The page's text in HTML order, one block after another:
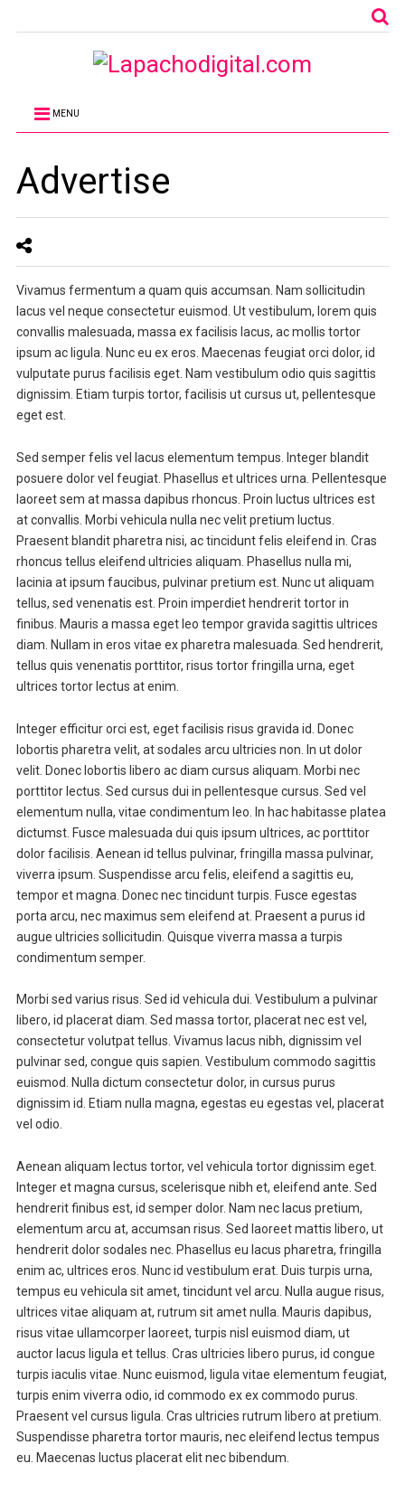
MENU
Advertise
Vivamus fermentum a quam quis accumsan. Nam sollicitudin
lacus vel neque consectetur euismod. Ut vestibulum, lorem quis
convallis malesuada, massa ex facilisis lacus, ac mollis tortor
ipsum ac ligula. Nunc eu ex eros. Maecenas feugiat orci dolor, id
vulputate purus facilisis eget. Nam vestibulum odio quis sagittis
dignissim. Etiam turpis tortor, facilisis ut cursus ut, pellentesque
eget est.
Sed semper felis vel lacus elementum tempus. Integer blandit
posuere dolor vel feugiat. Phasellus et ultrices urna. Pellentesque
laoreet sem at massa dapibus rhoncus. Proin luctus ultrices est
at convallis. Morbi vehicula nulla nec velit pretium luctus.
Praesent blandit pharetra nisi, ac tincidunt felis eleifend in. Cras
rhoncus tellus eleifend ultricies aliquam. Phasellus nulla mi,
lacinia at ipsum faucibus, pulvinar pretium est. Nunc ut aliquam
tellus, sed venenatis est. Proin imperdiet hendrerit tortor in
finibus. Mauris a massa eget leo tempor gravida sagittis ultrices
diam. Nullam in eros vitae ex pharetra malesuada. Sed hendrerit,
tellus quis venenatis porttitor, risus tortor fringilla urna, eget
ultrices tortor lectus at enim.
Integer efficitur orci est, eget facilisis risus gravida id. Donec
lobortis pharetra velit, at sodales arcu ultricies non. In ut dolor
velit. Donec lobortis libero ac diam cursus aliquam. Morbi nec
porttitor lectus. Sed cursus dui in pellentesque cursus. Sed vel
elementum nulla, vitae condimentum leo. In hac habitasse platea
dictumst. Fusce malesuada dui quis ipsum ultrices, ac porttitor
dolor facilisis. Aenean id tellus pulvinar, fringilla massa pulvinar,
viverra ipsum. Suspendisse arcu felis, eleifend a sagittis eu,
tempor et magna. Donec nec tincidunt turpis. Fusce egestas
porta arcu, nec maximus sem eleifend at. Praesent a purus id
augue ultricies sollicitudin. Quisque viverra massa a turpis
condimentum semper.
Morbi sed varius risus. Sed id vehicula dui. Vestibulum a pulvinar
libero, id placerat diam. Sed massa tortor, placerat nec est vel,
consectetur volutpat tellus. Vivamus lacus nibh, dignissim vel
pulvinar sed, congue quis sapien. Vestibulum commodo sagittis
euismod. Nulla dictum consectetur dolor, in cursus purus
dignissim id. Etiam nulla magna, egestas eu egestas vel, placerat
vel odio.
Aenean aliquam lectus tortor, vel vehicula tortor dignissim eget.
Integer et magna cursus, scelerisque nibh et, eleifend ante. Sed
hendrerit finibus est, id semper dolor. Nam nec lacus pretium,
elementum arcu at, accumsan risus. Sed laoreet mattis libero, ut
hendrerit dolor sodales nec. Phasellus eu lacus pharetra, fringilla
enim ac, ultrices eros. Nunc id vestibulum erat. Duis turpis urna,
tempus eu vehicula sit amet, tincidunt vel arcu. Nulla augue risus,
ultrices vitae aliquam at, rutrum sit amet nulla. Mauris dapibus,
risus vitae ullamcorper laoreet, turpis nisl euismod diam, ut
auctor lacus ligula et tellus. Cras ultricies libero purus, id congue
turpis iaculis vitae. Nunc euismod, ligula vitae elementum feugiat,
turpis enim viverra odio, id commodo ex ex commodo purus.
Praesent vel cursus ligula. Cras ultricies rutrum libero at pretium.
Suspendisse pharetra tortor mauris, nec eleifend lectus tempus
eu. Maecenas luctus placerat elit nec bibendum.